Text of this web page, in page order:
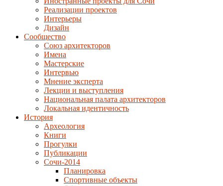
Реализации проектов
Интерьеры
Дизайн
Сообщество
Союз архитекторов
Имена
Мастерские
Интервью
Мнение эксперта
Лекции и выступления
Национальная палата архитекторов
Локальная идентичность
История
Археология
Книги
Прогулки
Публикации
Сочи-2014
Планировка
Спортивные объекты